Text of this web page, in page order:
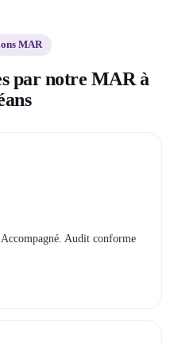
MAR
par notre MAR à
Audit conforme